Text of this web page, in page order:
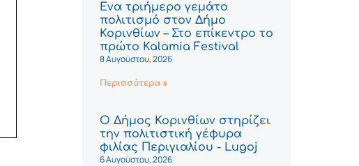
Ένα τριήμερο γεμάτο
πολιτισμό στον Δήμο
Κορινθίων – Στο επίκεντρο το
πρώτο Kalamia Festival
8 Αυγούστου, 2026
Περισσότερα »
Ο Δήμος Κορινθίων στηρίζει
την πολιτιστική γέφυρα
φιλίας Περιγιαλίου - Lugoj
6 Αυγούστου, 2026